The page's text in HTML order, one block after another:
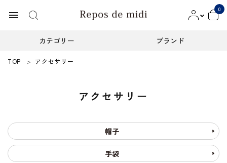
menu
0
カテゴリー ブランド
ACCOUNT MENU
person 新規会員登録
TOP アクセサリー
アクセサリー
帽子
手袋